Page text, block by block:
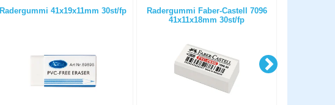
Radergummi 41x19x11mm 30st/fp
Radergummi Faber-Castell 7096
41x11x18mm 30st/fp